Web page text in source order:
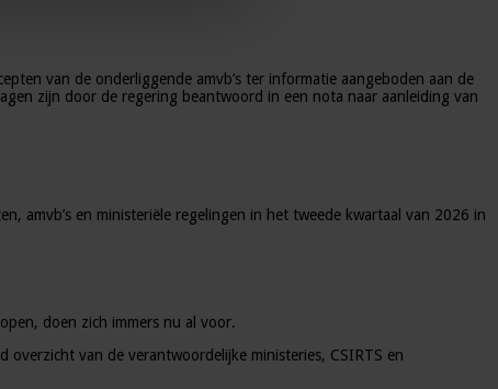
van de onderliggende amvb’s ter informatie aangeboden aan de
zijn door de regering beantwoord in een nota naar aanleiding van
amvb’s en ministeriële regelingen in het tweede kwartaal van 2026 in
doen zich immers nu al voor.
overzicht van de verantwoordelijke ministeries, CSIRTS en